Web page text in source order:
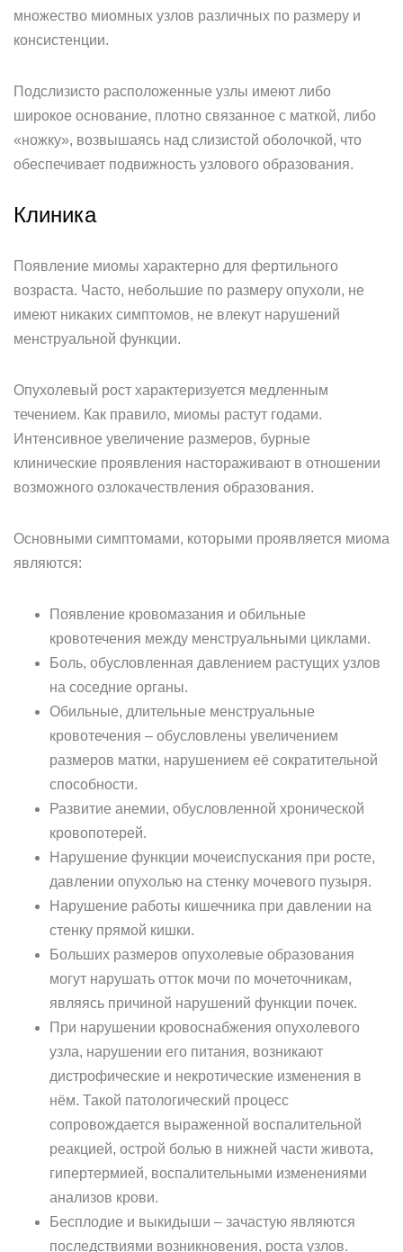
множество миомных узлов различных по размеру и
консистенции.
Подслизисто расположенные узлы имеют либо
широкое основание, плотно связанное с маткой, либо
«ножку», возвышаясь над слизистой оболочкой, что
обеспечивает подвижность узлового образования.
Клиника
Появление миомы характерно для фертильного
возраста. Часто, небольшие по размеру опухоли, не
имеют никаких симптомов, не влекут нарушений
менструальной функции.
Опухолевый рост характеризуется медленным
течением. Как правило, миомы растут годами.
Интенсивное увеличение размеров, бурные
клинические проявления настораживают в отношении
возможного озлокачествления образования.
Основными симптомами, которыми проявляется миома
являются:
Появление кровомазания и обильные
кровотечения между менструальными циклами.
Боль, обусловленная давлением растущих узлов
на соседние органы.
Обильные, длительные менструальные
кровотечения – обусловлены увеличением
размеров матки, нарушением её сократительной
способности.
Развитие анемии, обусловленной хронической
кровопотерей.
Нарушение функции мочеиспускания при росте,
давлении опухолью на стенку мочевого пузыря.
Нарушение работы кишечника при давлении на
стенку прямой кишки.
Больших размеров опухолевые образования
могут нарушать отток мочи по мочеточникам,
являясь причиной нарушений функции почек.
При нарушении кровоснабжения опухолевого
узла, нарушении его питания, возникают
дистрофические и некротические изменения в
нём. Такой патологический процесс
сопровождается выраженной воспалительной
реакцией, острой болью в нижней части живота,
гипертермией, воспалительными изменениями
анализов крови.
Бесплодие и выкидыши – зачастую являются
последствиями возникновения, роста узлов.